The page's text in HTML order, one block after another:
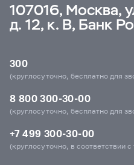
107016, Москва,
д. 12, к. В, Банк
300
(круглосуточно, бесплатно для
8 800 300-30-00
(круглосуточно, бесплатно для
+7 499 300-30-00
(круглосуточно, в соответствии